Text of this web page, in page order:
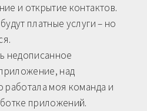
и открытие контактов.
платные услуги – но
недописанное
над
работала моя команда и
приложений.